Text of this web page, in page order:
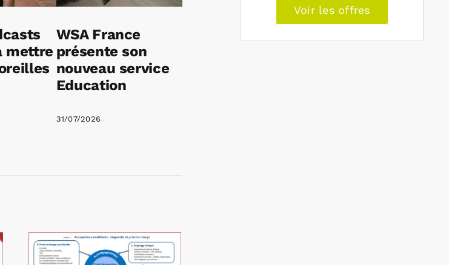
mettre
WSA France
présente son
nouveau service
Education
31/07/2026
Voir les offres